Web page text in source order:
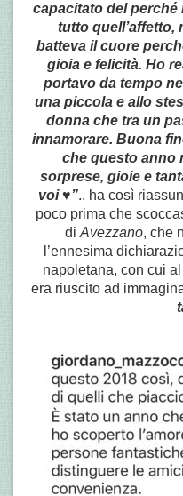
capacitato del
tutto quell’affetto,
batteva il cuore
gioia e felicità. Ho
portavo da tempo
una piccola e allo
donna che tra un
innamorare. Buona
che questo anno
sorprese, gioie e
voi ♥️”.. ha così
poco prima che
di Avezzano, che
l’ennesima
napoletana, con cui
era riuscito ad